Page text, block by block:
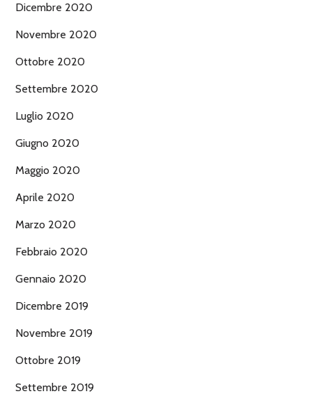
Dicembre 2020
Novembre 2020
Ottobre 2020
Settembre 2020
Luglio 2020
Giugno 2020
Maggio 2020
Aprile 2020
Marzo 2020
Febbraio 2020
Gennaio 2020
Dicembre 2019
Novembre 2019
Ottobre 2019
Settembre 2019